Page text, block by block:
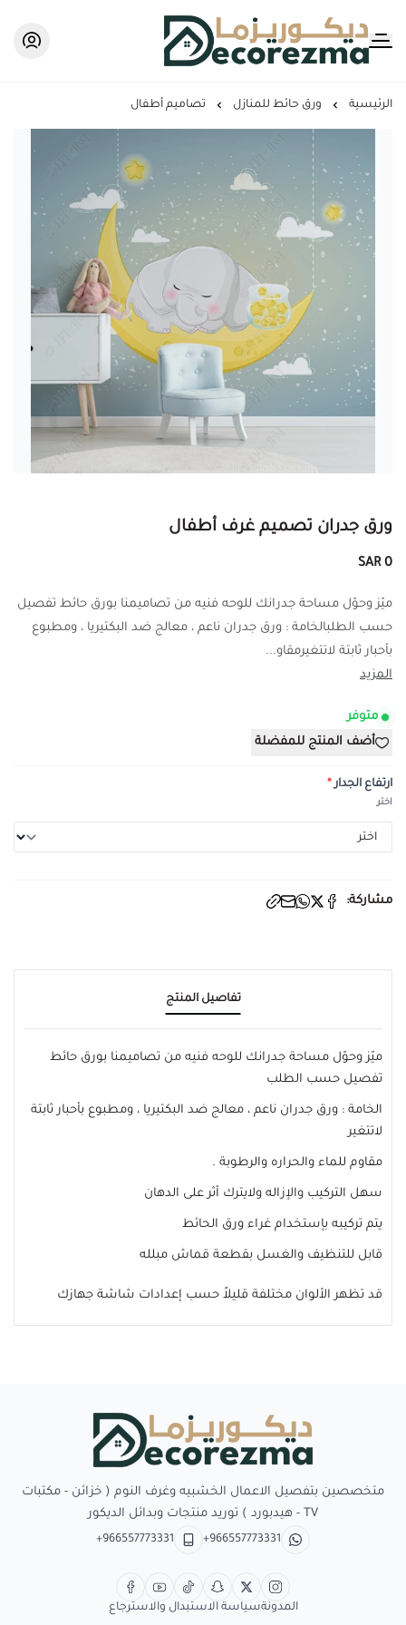
Decorezma
الرئيسية ورق حائط للمنازل تصاميم أطفال
ورق جدران تصميم غرف أطفال
0 SAR
ميّز وحوّل مساحة جدرانك للوحه فنيه من تصاميمنا بورق حائط تفصيل
حسب الطلبالخامة : ورق جدران ناعم ، معالج ضد البكتيريا ، ومطبوع
بأحبار ثابتة لاتتغيرمقاو...
المزيد
متوفر
أضف المنتج للمفضلة
ارتفاع الجدار*
اختر
مشاركة:
تفاصيل المنتج
ميّز وحوّل مساحة جدرانك للوحه فنيه من تصاميمنا بورق حائط
تفصيل حسب الطلب
الخامة : ورق جدران ناعم ، معالج ضد البكتيريا ، ومطبوع بأحبار ثابتة
لاتتغير
مقاوم للماء والحراره والرطوبة .
سهل التركيب والإزاله ولايترك أثر على الدهان
يتم تركيبه بإستخدام غراء ورق الحائط
قابل للتنظيف والغسل بقطعة قماش مبلله
قد تظهر الألوان مختلفة قليلاً حسب إعدادات شاشة جهازك
متخصصين بتفصيل الاعمال الخشبيه وغرف النوم ( خزائن - مكتبات
TV - هيدبورد ) توريد منتجات وبدائل الديكور
+966557773331
+966557773331
المدونةسياسة الاستبدال والاسترجاع